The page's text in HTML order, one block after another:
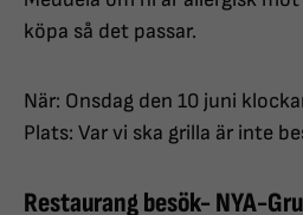
köpa så det passar.
När: Onsdag den 10 juni
Plats: Var vi ska grilla är inte
Restaurang besök- NYA-